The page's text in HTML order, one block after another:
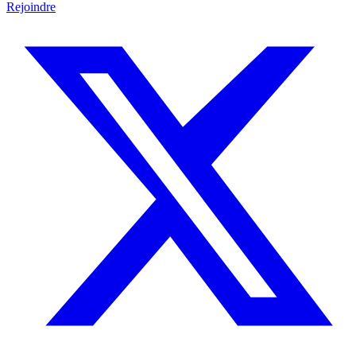
Rejoindre